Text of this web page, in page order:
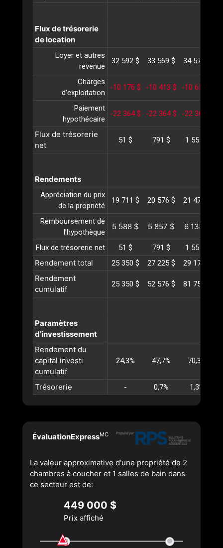
Flux de trésorerie
de location
Loyer et autres
revenue
32 592 $ 33 569 $ 34 576 $
Charges
d'exploitation
-10 176 $ -10 413 $ -10 655 $
Paiement
hypothécaire
-22 364 $ -22 364 $ -22 364 $
Flux de trésorerie
net
51 $ 791 $ 1 555 $
Rendements
Appréciation du prix
de la propriété
19 711 $ 20 576 $ 21 479 $
Remboursement de
l’hypothèque
5 588 $ 5 857 $ 6 138 $
Flux de trésorerie net 51 $ 791 $ 1 555 $
Rendement total 25 350 $ 27 225 $ 29 174 $
Rendement
cumulatif
25 350 $ 52 576 $ 81 751 $
Paramètres
d’investissement
Rendement du
capital investi
cumulatif
24,3% 47,7% 70,3%
Trésorerie - 0,7% 1,3%
ÉvaluationExpressMC
La valeur approximative d'une propriété de 2
chambres à coucher et 1 salles de bain dans
ce secteur est de:
449 000 $
Prix affiché